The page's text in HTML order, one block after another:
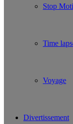
Stop
Time
Voyage
Divertissement